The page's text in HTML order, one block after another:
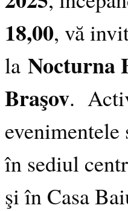
18,00, vă
la Nocturna
Braşov.
evenimentele
în sediul
şi în Casa